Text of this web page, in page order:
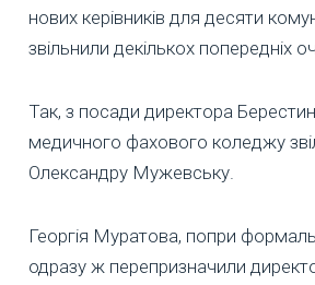
нових керівників для десяти
звільнили декількох попередніх
Так, з посади директора
медичного фахового коледжу
Олександру Мужевську.
Георгія Муратова, попри
одразу ж перепризначили